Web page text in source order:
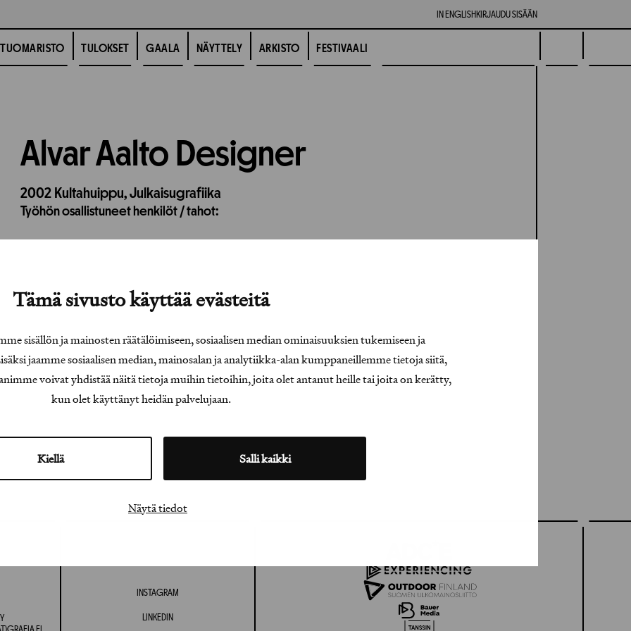
Tämä sivusto käyttää evästeitä
sisällön ja mainosten räätälöimiseen, sosiaalisen median ominaisuuksien tukemiseen ja
jaamme sosiaalisen median, mainosalan ja analytiikka-alan kumppaneillemme tietoja siitä,
voivat yhdistää näitä tietoja muihin tietoihin, joita olet antanut heille tai joita on kerätty,
kun olet käyttänyt heidän palvelujaan.
Kiellä Salli kaikki
Näytä tiedot
IN ENGLISH KIRJAUDU SISÄÄN
TUOMARISTO TULOKSET GAALA NÄYTTELY ARKISTO FESTIVAALI
Alvar Aalto Designer
2002 Kultahuippu,Julkaisugrafiika
Työhön osallistuneet henkilöt / tahot:
INSTAGRAM
LINKEDIN